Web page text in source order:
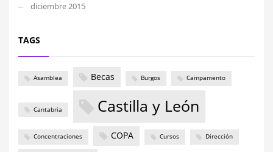
diciembre 2015
TAGS
Asamblea Becas Burgos Campamento
Cantabria Castilla y León
Concentraciones COPA Cursos Dirección